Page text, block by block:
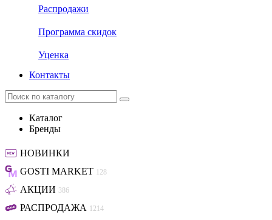
Распродажи
Программа скидок
Уценка
Контакты
Каталог
Бренды
НОВИНКИ
GOSTI MARKET 128
АКЦИИ 386
РАСПРОДАЖА 1214